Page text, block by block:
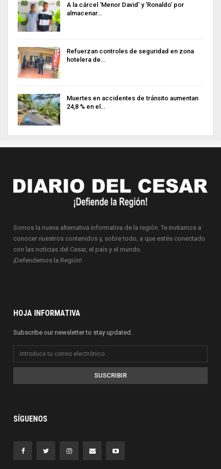
A la cárcel ‘Menor David’ y ‘Ronaldo’ por
almacenar…
Refuerzan controles de seguridad en zona
hotelera de…
Muertes en accidentes de tránsito aumentan
24,8 % en el…
Somos la nueva alternativa informativa de la región. Te invitamos a
conocer nuestros contenidos y, sobre todo, a que estés conectado
con las noticias del Cesar, el país y el mundo.
¡Defendemos la Región!
HOJA INFORMATIVA
Subscribe our newsletter to stay updated.
SUSCRIBIR
SÍGUENOS